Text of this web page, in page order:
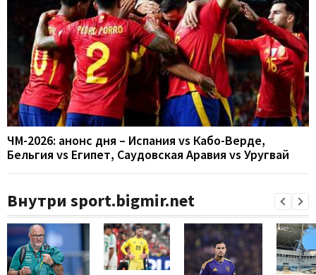
ЧМ-2026: анонс дня – Испания vs Кабо-Верде,
Бельгия vs Египет, Саудовская Аравия vs Уругвай
Внутри sport.bigmir.net